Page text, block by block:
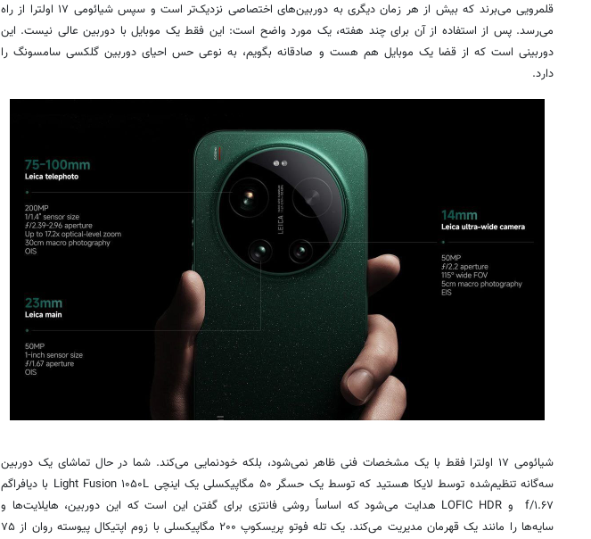
قلمرویی می‌برند که بیش از هر زمان دیگری به دوربین‌های اختصاصی نزدیک‌تر است و سپس شیائومی ۱۷ اولترا از راه
می‌رسد. پس از استفاده از آن برای چند هفته، یک مورد واضح است: این فقط یک موبایل با دوربین عالی نیست. این
دوربینی است که از قضا یک موبایل هم هست و صادقانه بگویم، به نوعی حس احیای دوربین گلکسی سامسونگ را
دارد.
شیائومی ۱۷ اولترا فقط با یک مشخصات فنی ظاهر نمی‌شود، بلکه خودنمایی می‌کند. شما در حال تماشای یک دوربین
سه‌گانه تنظیم‌شده توسط لایکا هستید که توسط یک حسگر ۵۰ مگاپیکسلی یک اینچی Light Fusion ۱۰۵۰L با دیافراگم
f/۱.۶۷ و LOFIC HDR هدایت می‌شود که اساساً روشی فانتزی برای گفتن این است که این دوربین، هایلایت‌ها و
سایه‌ها را مانند یک قهرمان مدیریت می‌کند. یک تله ‌فوتو پریسکوپ ۲۰۰ مگاپیکسلی با زوم اپتیکال پیوسته روان از ۷۵